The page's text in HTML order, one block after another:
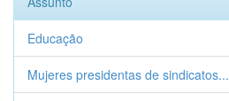
Educação
Mujeres presidentas de sindicatos...